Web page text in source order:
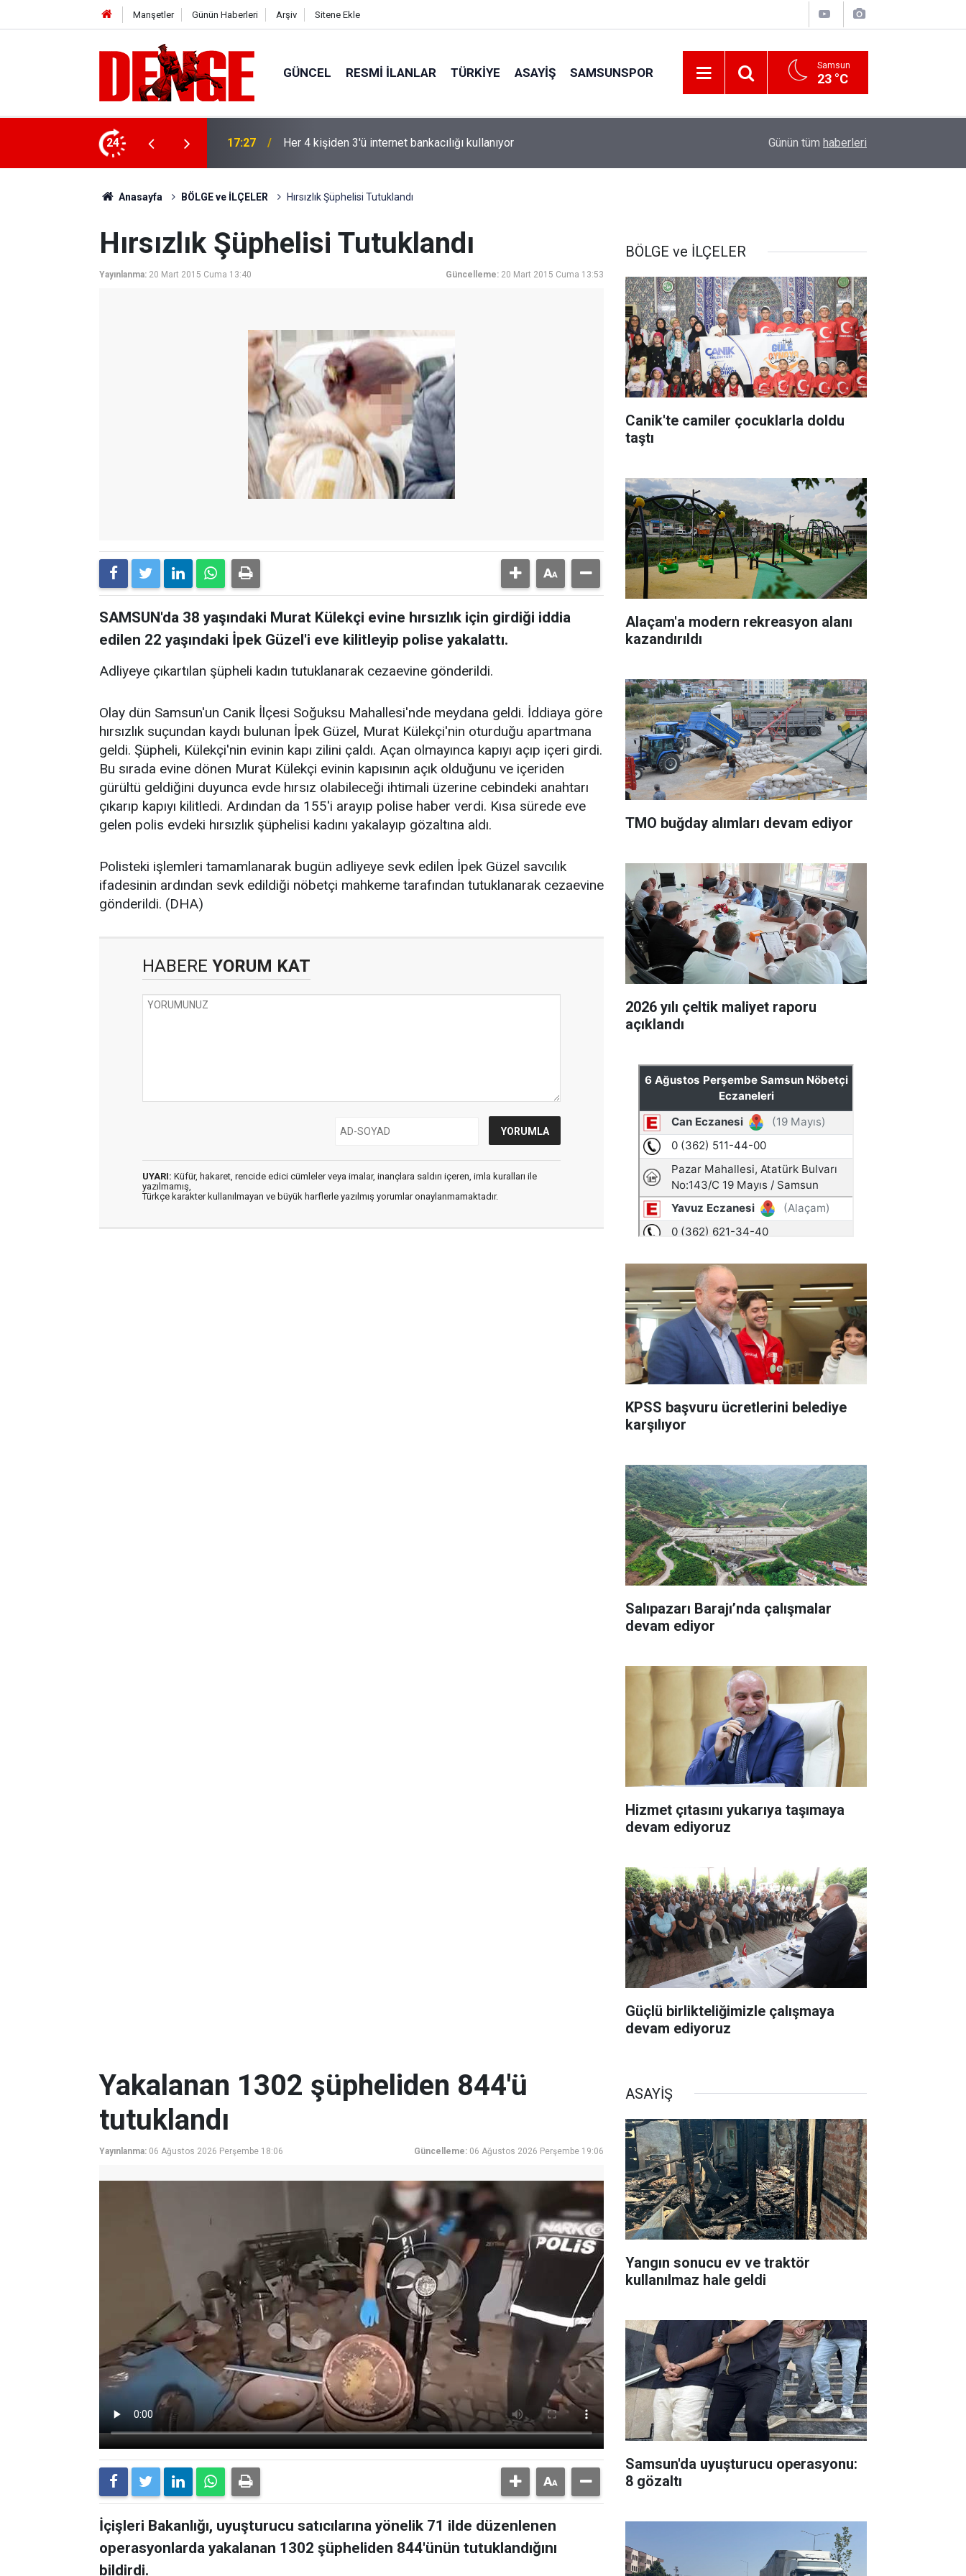
Manşetler Günün Haberleri Arşiv Sitene Ekle
GÜNCEL RESMI İLANLAR TÜRKİYE ASAYİŞ SAMSUNSPOR Samsun
23 °C
24 17:23 Thorsten Fink yeni sezon rotasını çizdi Vatandaşlar evlerinden danışmanlık hizmeti
Günün tüm haberleri
Anasayfa BÖLGE ve İLÇELER Hırsızlık Şüphelisi Tutuklandı
Hırsızlık Şüphelisi Tutuklandı
Yayınlanma: 20 Mart 2015 Cuma 13:40 Güncelleme: 20 Mart 2015 Cuma 13:53
SAMSUN'da 38 yaşındaki Murat Külekçi evine hırsızlık için girdiği iddia
edilen 22 yaşındaki İpek Güzel'i eve kilitleyip polise yakalattı.
Adliyeye çıkartılan şüpheli kadın tutuklanarak cezaevine gönderildi.
Olay dün Samsun'un Canik İlçesi Soğuksu Mahallesi'nde meydana geldi. İddiaya göre
hırsızlık suçundan kaydı bulunan İpek Güzel, Murat Külekçi'nin oturduğu apartmana
geldi. Şüpheli, Külekçi'nin evinin kapı zilini çaldı. Açan olmayınca kapıyı açıp içeri girdi.
Bu sırada evine dönen Murat Külekçi evinin kapısının açık olduğunu ve içeriden
gürültü geldiğini duyunca evde hırsız olabileceği ihtimali üzerine cebindeki anahtarı
çıkarıp kapıyı kilitledi. Ardından da 155'i arayıp polise haber verdi. Kısa sürede eve
gelen polis evdeki hırsızlık şüphelisi kadını yakalayıp gözaltına aldı.
Polisteki işlemleri tamamlanarak bugün adliyeye sevk edilen İpek Güzel savcılık
ifadesinin ardından sevk edildiği nöbetçi mahkeme tarafından tutuklanarak cezaevine
gönderildi. (DHA)
HABERE YORUM KAT
UYARI: Küfür, hakaret, rencide edici cümleler veya imalar, inançlara saldırı içeren, imla kuralları ile
yazılmamış,
Türkçe karakter kullanılmayan ve büyük harflerle yazılmış yorumlar onaylanmamaktadır.
BÖLGE ve İLÇELER
Canik'te camiler çocuklarla doldu
taştı
Alaçam'a modern rekreasyon alanı
kazandırıldı
TMO buğday alımları devam ediyor
2026 yılı çeltik maliyet raporu
açıklandı
KPSS başvuru ücretlerini belediye
karşılıyor
Salıpazarı Barajı’nda çalışmalar
devam ediyor
Hizmet çıtasını yukarıya taşımaya
devam ediyoruz
Güçlü birlikteliğimizle çalışmaya
devam ediyoruz
Yakalanan 1302 şüpheliden 844'ü
tutuklandı
Yayınlanma: 06 Ağustos 2026 Perşembe 18:06 Güncelleme: 06 Ağustos 2026 Perşembe 19:06
İçişleri Bakanlığı, uyuşturucu satıcılarına yönelik 71 ilde düzenlenen
operasyonlarda yakalanan 1302 şüpheliden 844'ünün tutuklandığını
bildirdi.
ASAYİŞ
Yangın sonucu ev ve traktör
kullanılmaz hale geldi
Samsun'da uyuşturucu operasyonu:
8 gözaltı